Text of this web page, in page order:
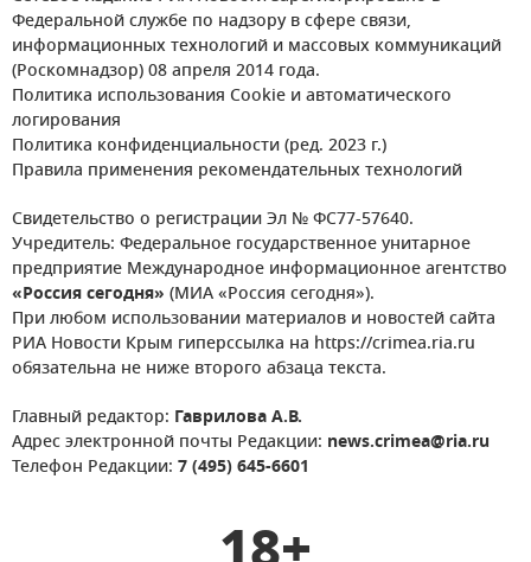
Федеральной службе по надзору в сфере связи,
информационных технологий и массовых коммуникаций
(Роскомнадзор) 08 апреля 2014 года.
Политика использования Cookie и автоматического
логирования
Политика конфиденциальности (ред. 2023 г.)
Правила применения рекомендательных технологий
Свидетельство о регистрации Эл № ФС77-57640.
Учредитель: Федеральное государственное унитарное
предприятие Международное информационное агентство
«Россия сегодня» (МИА «Россия сегодня»).
При любом использовании материалов и новостей сайта
РИА Новости Крым гиперссылка на https://crimea.ria.ru
обязательна не ниже второго абзаца текста.
Главный редактор: Гаврилова А.В.
Адрес электронной почты Редакции: news.crimea@ria.ru
Телефон Редакции: 7 (495) 645-6601